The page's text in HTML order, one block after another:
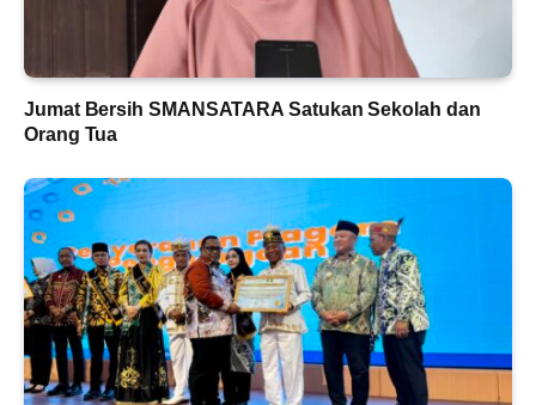
Jumat Bersih SMANSATARA Satukan Sekolah dan
Orang Tua